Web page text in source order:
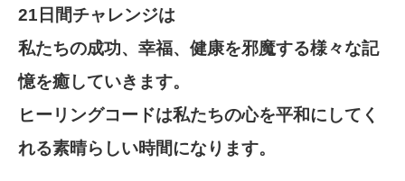
21日間チャレンジは
私たちの成功、幸福、健康を邪魔する様々な記
憶を癒していきます。
ヒーリングコードは私たちの心を平和にしてく
れる素晴らしい時間になります。